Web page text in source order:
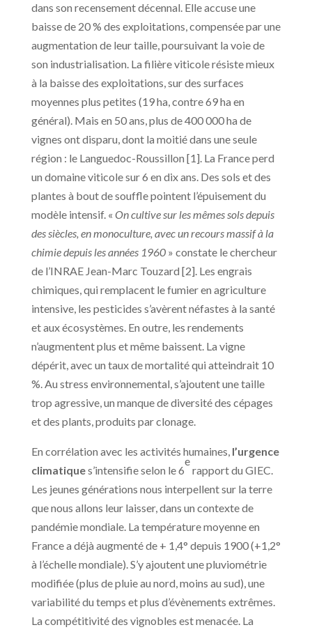
dans son recensement décennal. Elle accuse une
baisse de 20 % des exploitations, compensée par une
augmentation de leur taille, poursuivant la voie de
son industrialisation. La filière viticole résiste mieux
à la baisse des exploitations, sur des surfaces
moyennes plus petites (19 ha, contre 69 ha en
général). Mais en 50 ans, plus de 400 000 ha de
vignes ont disparu, dont la moitié dans une seule
région : le Languedoc-Roussillon [1]. La France perd
un domaine viticole sur 6 en dix ans. Des sols et des
plantes à bout de souffle pointent l’épuisement du
modèle intensif. « On cultive sur les mêmes sols depuis
des siècles, en monoculture, avec un recours massif à la
chimie depuis les années 1960» constate le chercheur
de l’INRAE Jean-Marc Touzard [2]. Les engrais
chimiques, qui remplacent le fumier en agriculture
intensive, les pesticides s’avèrent néfastes à la santé
et aux écosystèmes. En outre, les rendements
n’augmentent plus et même baissent. La vigne
dépérit, avec un taux de mortalité qui atteindrait 10
%. Au stress environnemental, s’ajoutent une taille
trop agressive, un manque de diversité des cépages
et des plants, produits par clonage.
En corrélation avec les activités humaines, l’urgence
climatiques’intensifie selon le 6
e
rapport du GIEC.
Les jeunes générations nous interpellent sur la terre
que nous allons leur laisser, dans un contexte de
pandémie mondiale. La température moyenne en
France a déjà augmenté de + 1,4° depuis 1900 (+1,2°
à l’échelle mondiale). S’y ajoutent une pluviométrie
modifiée (plus de pluie au nord, moins au sud), une
variabilité du temps et plus d’évènements extrêmes.
La compétitivité des vignobles est menacée. La